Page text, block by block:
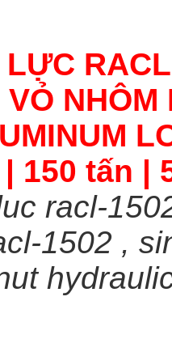
LỰC
NHÔM
| 150 tấn |